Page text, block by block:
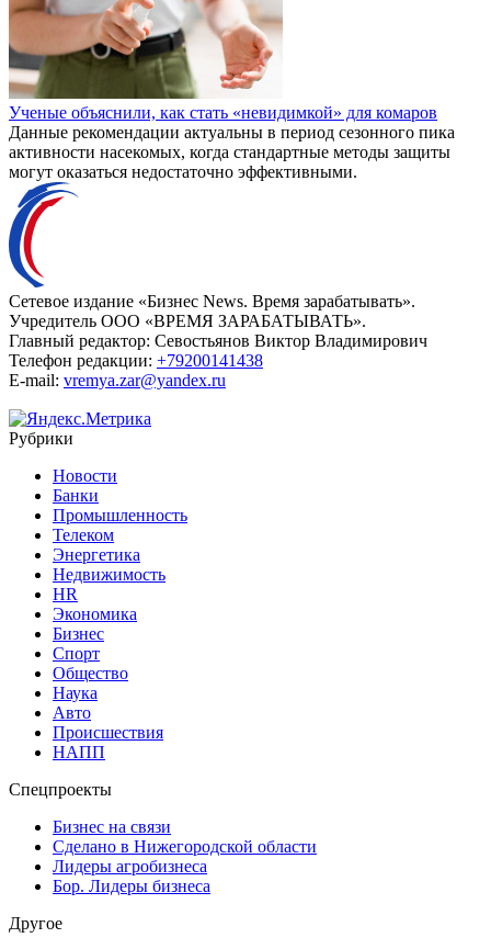
Ученые объяснили, как стать «невидимкой» для комаров
Данные рекомендации актуальны в период сезонного пика
активности насекомых, когда стандартные методы защиты
могут оказаться недостаточно эффективными.
Сетевое издание «Бизнес News. Время зарабатывать».
Учредитель ООО «ВРЕМЯ ЗАРАБАТЫВАТЬ».
Главный редактор: Севостьянов Виктор Владимирович
Телефон редакции: +79200141438
E-mail: vremya.zar@yandex.ru
Рубрики
Новости
Банки
Промышленность
Телеком
Энергетика
Недвижимость
HR
Экономика
Бизнес
Спорт
Общество
Наука
Авто
Происшествия
НАПП
Спецпроекты
Бизнес на связи
Сделано в Нижегородской области
Лидеры агробизнеса
Бор. Лидеры бизнеса
Другое